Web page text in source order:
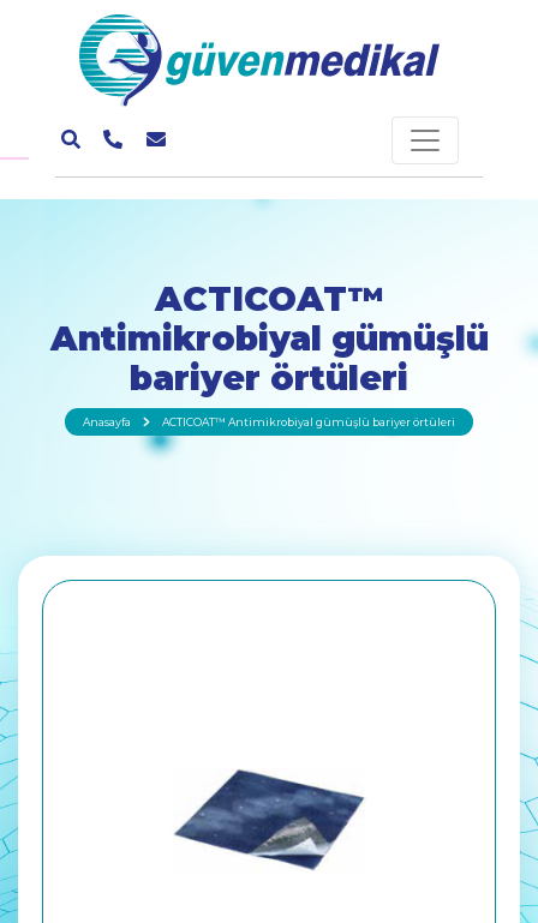
ACTICOAT™
Antimikrobiyal gümüşlü
bariyer örtüleri
Anasayfa ACTICOAT™ Antimikrobiyal gümüşlü bariyer örtüleri